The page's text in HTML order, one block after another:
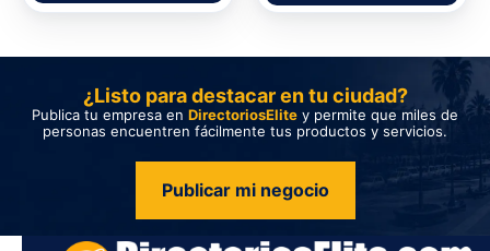
¿Listo para destacar en tu ciudad?
Publica tu empresa en DirectoriosElite y permite que miles de
personas encuentren fácilmente tus productos y servicios.
Publicar mi negocio